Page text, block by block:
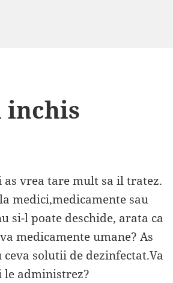
inchis
vrea tare mult sa il tratez.
medici,medicamente sau
si-l poate deschide, arata ca
medicamente umane? As
solutii de dezinfectat.Va
le administrez?